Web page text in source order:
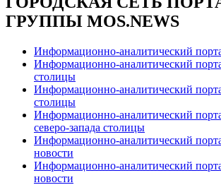
ГРУППЫ MOS.NEWS
Информационно-аналитический
Информационно-аналитический
столицы
Информационно-аналитический
столицы
Информационно-аналитический
северо-запада столицы
Информационно-аналитический
новости
Информационно-аналитический
новости